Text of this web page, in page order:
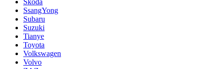
Skoda
SsangYong
Subaru
Suzuki
Tianye
Toyota
Volkswagen
Volvo